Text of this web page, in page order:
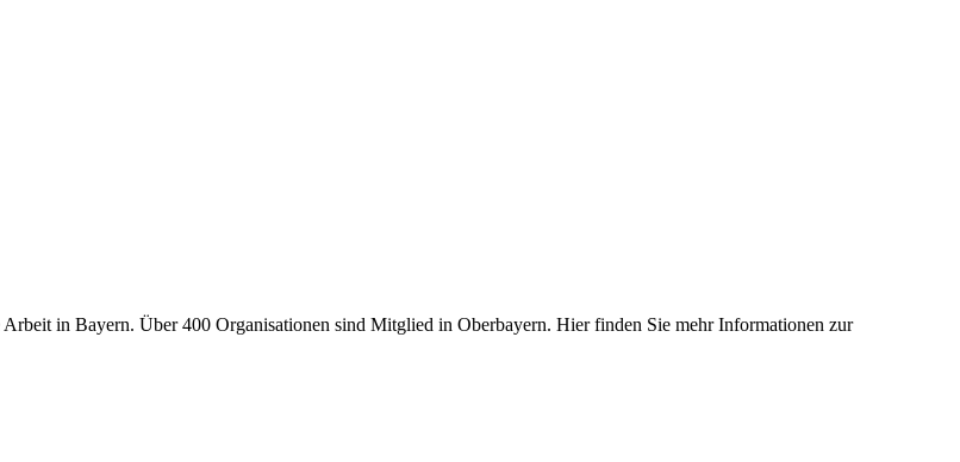
in Bayern. Über 400 Organisationen sind Mitglied in Oberbayern. Hier finden Sie mehr Informationen zur